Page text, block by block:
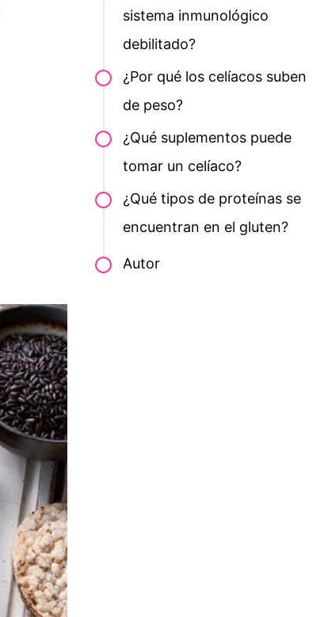
sistema inmunológico
debilitado?
¿Por qué los celíacos suben
de peso?
¿Qué suplementos puede
tomar un celíaco?
¿Qué tipos de proteínas se
encuentran en el gluten?
Autor